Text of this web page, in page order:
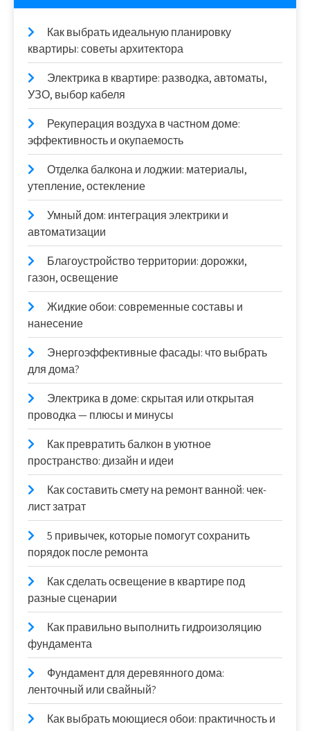
Как выбрать идеальную планировку
квартиры: советы архитектора
Электрика в квартире: разводка, автоматы,
УЗО, выбор кабеля
Рекуперация воздуха в частном доме:
эффективность и окупаемость
Отделка балкона и лоджии: материалы,
утепление, остекление
Умный дом: интеграция электрики и
автоматизации
Благоустройство территории: дорожки,
газон, освещение
Жидкие обои: современные составы и
нанесение
Энергоэффективные фасады: что выбрать
для дома?
Электрика в доме: скрытая или открытая
проводка — плюсы и минусы
Как превратить балкон в уютное
пространство: дизайн и идеи
Как составить смету на ремонт ванной: чек-
лист затрат
5 привычек, которые помогут сохранить
порядок после ремонта
Как сделать освещение в квартире под
разные сценарии
Как правильно выполнить гидроизоляцию
фундамента
Фундамент для деревянного дома:
ленточный или свайный?
Как выбрать моющиеся обои: практичность и